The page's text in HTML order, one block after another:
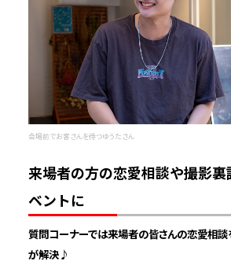
会場前でお客さんを待つゆうたさん
来場者の方の恋愛相談や撮影裏
ベントに
質問コーナーでは来場者の皆さんの恋愛相談
が解決♪